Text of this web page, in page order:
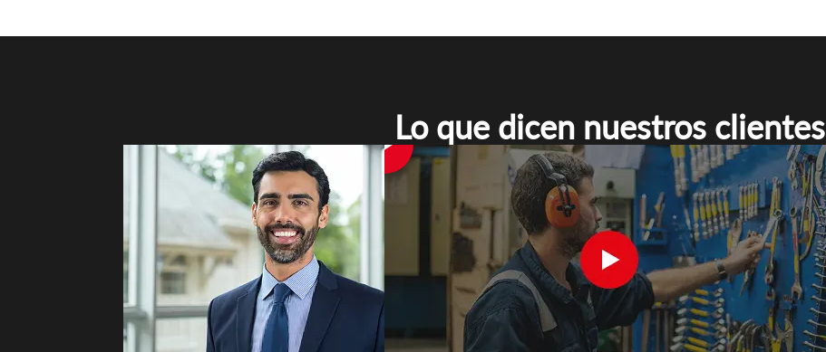
Lo que dicen nuestros clientes